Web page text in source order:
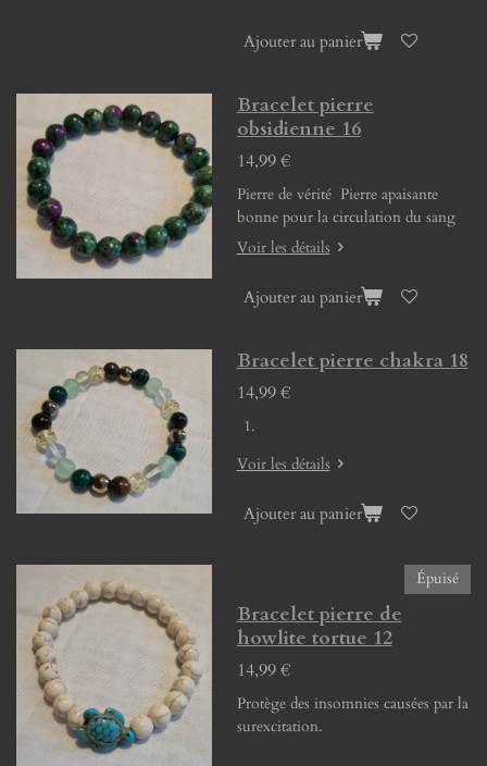
Ajouter au panier
Bracelet pierre
obsidienne 16
14,99 €
Pierre de vérité Pierre apaisante
bonne pour la circulation du sang
Voir les détails
Ajouter au panier
Bracelet pierre chakra 18
14,99 €
Voir les détails
Ajouter au panier
Épuisé
Bracelet pierre de
howlite tortue 12
14,99 €
Protège des insomnies causées par la
surexcitation.